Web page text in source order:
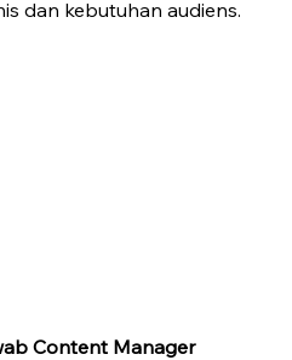
dan kebutuhan audiens.
Content Manager